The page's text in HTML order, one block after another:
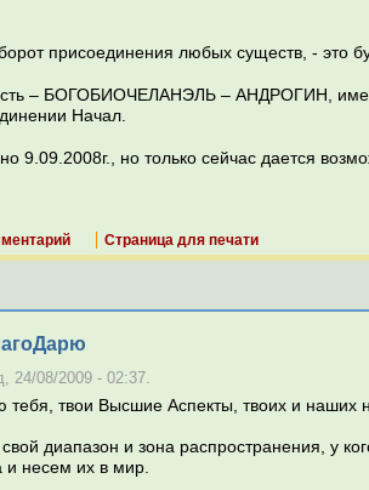
присоединения любых существ, - это
– БОГОБИОЧЕЛАНЭЛЬ – АНДРОГИН,
Начал.
9.09.2008г., но только сейчас дается
Страница для печати
24/08/2009 - 02:37.
тебя, твои Высшие Аспекты, твоих и
диапазон и зона распространения, у
и несем их в мир.